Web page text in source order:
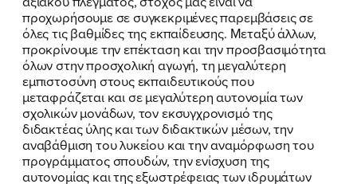
ΠΟΙΑ ΕΙΜΑΙ
ΕΡΓΟ
ΕΚΔΗΛΩΣΕΙΣ
ΝΕΑ
ΕΛΑ ΚΙ ΕΣΥ
προχωρήσουμε σε συγκεκριμένες παρεμβάσεις σε
όλες τις βαθμίδες της εκπαίδευσης. Μεταξύ άλλων,
προκρίνουμε την επέκταση και την προσβασιμότητα
όλων στην προσχολική αγωγή, τη μεγαλύτερη
εμπιστοσύνη στους εκπαιδευτικούς που
μεταφράζεται και σε μεγαλύτερη αυτονομία των
σχολικών μονάδων, τον εκσυγχρονισμό της
διδακτέας ύλης και των διδακτικών μέσων, την
αναβάθμιση του λυκείου και την αναμόρφωση του
προγράμματος σπουδών, την ενίσχυση της
αυτονομίας και της εξωστρέφειας των ιδρυμάτων